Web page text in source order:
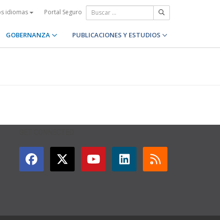
idiomas Portal Seguro
GOBERNANZA PUBLICACIONES Y ESTUDIOS